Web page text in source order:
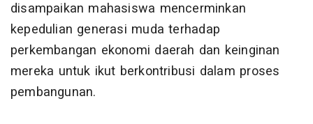
disampaikan mahasiswa mencerminkan
kepedulian generasi muda terhadap
perkembangan ekonomi daerah dan keinginan
mereka untuk ikut berkontribusi dalam proses
pembangunan.